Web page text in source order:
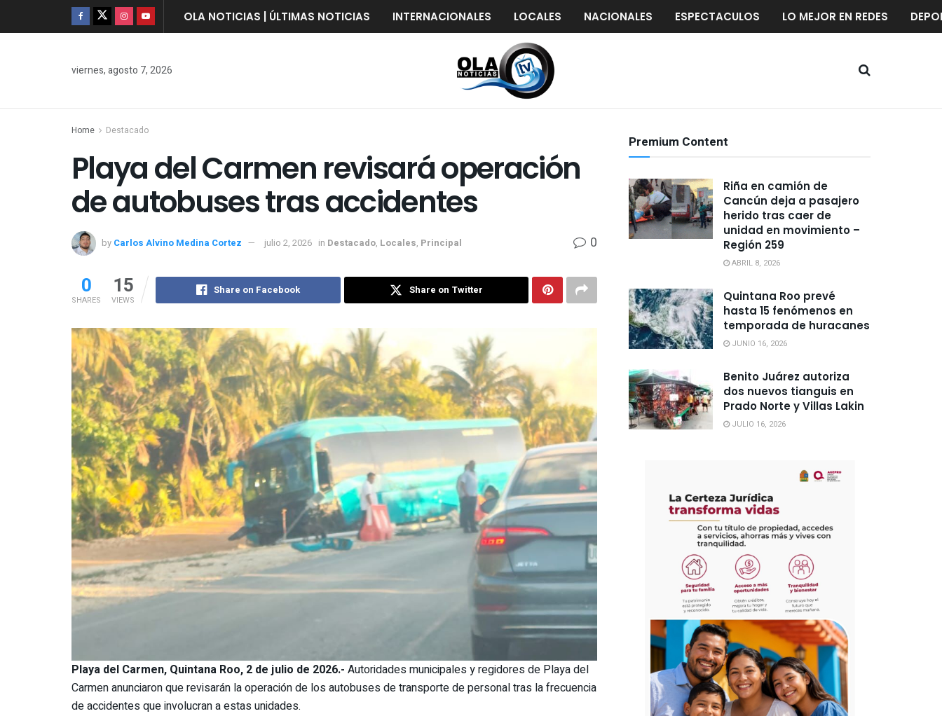
OLA NOTICIAS | ÚLTIMAS NOTICIAS INTERNACIONALES LOCALES NACIONALES ESPECTACULOS LO MEJOR EN REDES
viernes, agosto 7, 2026
Home Destacado
Playa del Carmen revisará operación
de autobuses tras accidentes
by Carlos Alvino Medina Cortez julio 2, 2026 in Destacado, Locales, Principal 0
0
SHARES
15
VIEWS
Share on Facebook Share on Twitter
Playa del Carmen, Quintana Roo, 2 de julio de 2026.- Autoridades municipales y regidores de Playa del
Carmen anunciaron que revisarán la operación de los autobuses de transporte de personal tras la frecuencia
de accidentes que involucran a estas unidades.
Premium Content
Riña en camión de
Cancún deja a pasajero
herido tras caer de
unidad en movimiento –
Región 259
ABRIL 8, 2026
Quintana Roo prevé
hasta 15 fenómenos en
temporada de huracanes
JUNIO 16, 2026
Benito Juárez autoriza
dos nuevos tianguis en
Prado Norte y Villas Lakin
JULIO 16, 2026